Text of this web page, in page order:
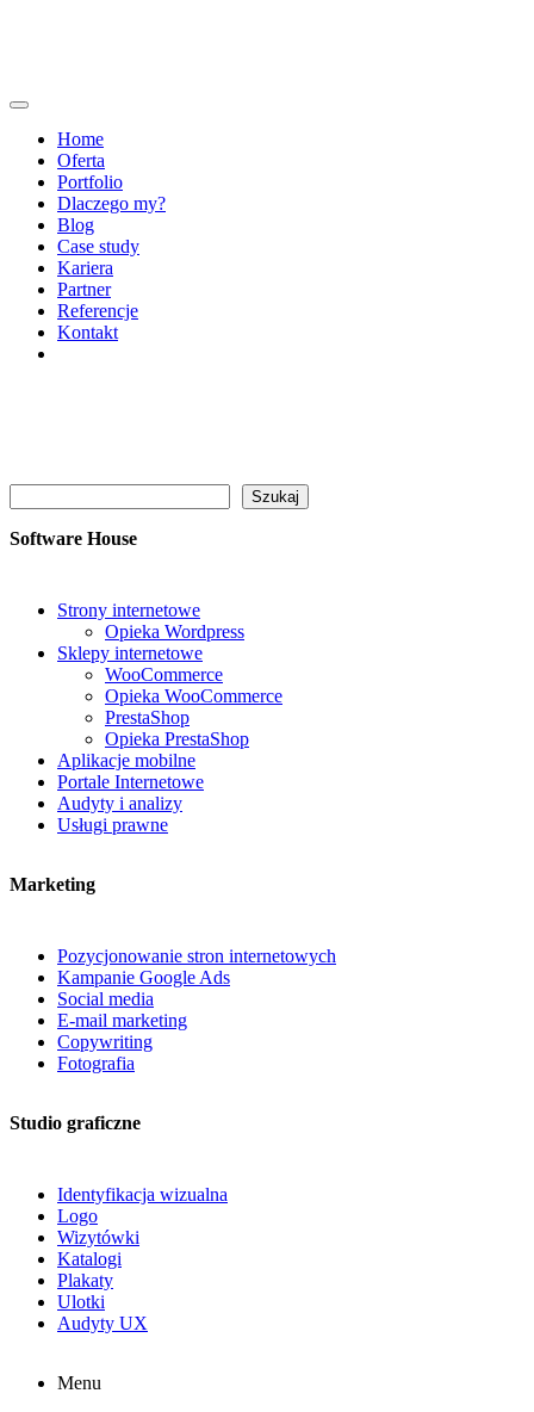
Home
Oferta
Portfolio
Dlaczego my?
Blog
Case study
Kariera
Partner
Referencje
Kontakt
Szukaj
Software House
Strony internetowe
Opieka Wordpress
Sklepy internetowe
WooCommerce
Opieka WooCommerce
PrestaShop
Opieka PrestaShop
Aplikacje mobilne
Portale Internetowe
Audyty i analizy
Usługi prawne
Marketing
Pozycjonowanie stron internetowych
Kampanie Google Ads
Social media
E-mail marketing
Copywriting
Fotografia
Studio graficzne
Identyfikacja wizualna
Logo
Wizytówki
Katalogi
Plakaty
Ulotki
Audyty UX
Menu